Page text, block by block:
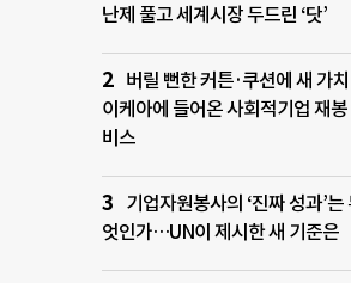
난제 풀고 세계시장 두드린 ‘닷’
버릴 뻔한 커튼·쿠션에 새 가
이케아에 들어온 사회적기업 재봉
비스
기업자원봉사의 ‘진짜 성과’는
엇인가…UN이 제시한 새 기준은